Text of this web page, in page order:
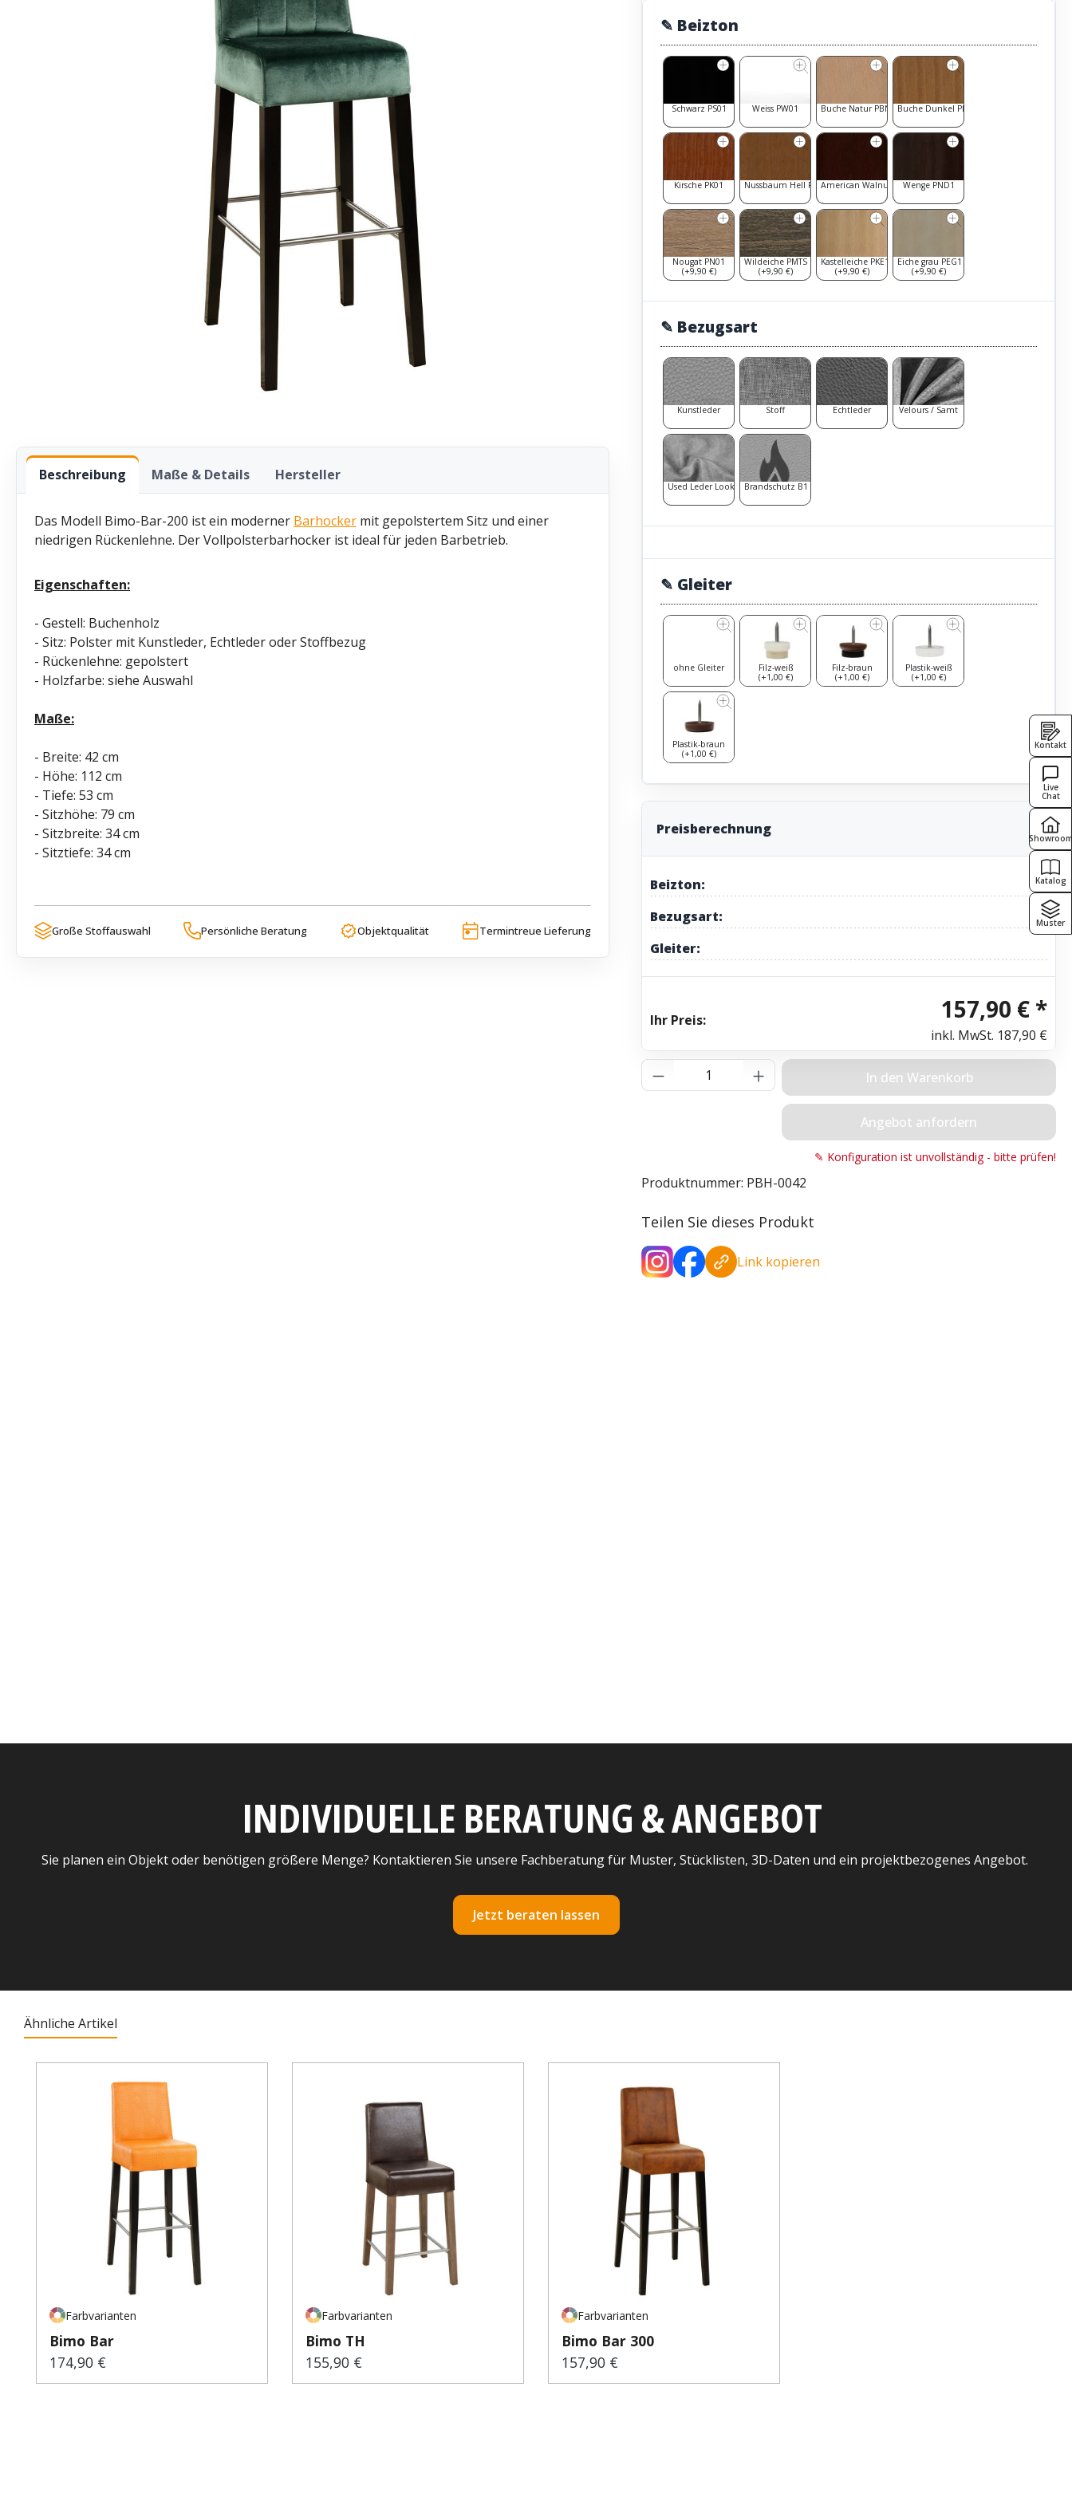
✎ Beizton
Schwarz PS01 Weiss PW01 Buche Natur PBN1 Buche Dunkel PBD1
Kirsche PK01 Nussbaum Hell PNH1American Walnut PAW1Wenge PND1
Nougat PN01
(+9,90 €)
Wildeiche PMTS
(+9,90 €)
Kastelleiche PKE1
(+9,90 €)
Eiche grau PEG1
(+9,90 €)
✎ Bezugsart
Kunstleder Stoff Echtleder Velours / Samt
Used Leder Look Brandschutz B1
✎ Gleiter
ohne Gleiter
Filz-weiß
(+1,00 €)
Filz-braun
(+1,00 €)
Plastik-weiß
(+1,00 €)
Plastik-braun
(+1,00 €)
Preisberechnung
Beizton:
Bezugsart:
Gleiter:
Ihr Preis: 157,90 € *
inkl. MwSt. 187,90 €
Produkt Anzahl: Gib den gewünschten Wert
In den Warenkorb
Angebot anfordern
✎ Konfiguration ist unvollständig - bitte prüfen!
Produktnummer: PBH-0042
Teilen Sie dieses Produkt
Link kopieren
Beschreibung Maße & Details Hersteller
Das Modell Bimo-Bar-200 ist ein moderner Barhocker mit gepolstertem Sitz und einer
niedrigen Rückenlehne. Der Vollpolsterbarhocker ist ideal für jeden Barbetrieb.
Eigenschaften:
- Gestell: Buchenholz
- Sitz: Polster mit Kunstleder, Echtleder oder Stoffbezug
- Rückenlehne: gepolstert
- Holzfarbe: siehe Auswahl
Maße:
- Breite: 42 cm
- Höhe: 112 cm
- Tiefe: 53 cm
- Sitzhöhe: 79 cm
- Sitzbreite: 34 cm
- Sitztiefe: 34 cm
Große Stoffauswahl Persönliche Beratung Objektqualität Termintreue Lieferung
INDIVIDUELLE BERATUNG & ANGEBOT
Sie planen ein Objekt oder benötigen größere Menge? Kontaktieren Sie unsere Fachberatung für Muster, Stücklisten, 3D-Daten und ein projektbezogenes Angebot.
Jetzt beraten lassen
Ähnliche Artikel
Farbvarianten
Bimo Bar
Regulärer Preis:
174,90 €
Farbvarianten
Bimo TH
Regulärer Preis:
155,90 €
Farbvarianten
Bimo Bar 300
Regulärer Preis:
157,90 €
Kontakt
Live
Chat
Showroom
Katalog
Muster